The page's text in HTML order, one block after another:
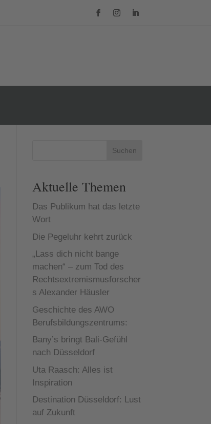
Suchen
Aktuelle Themen
Das Publikum hat das letzte
Wort
Die Pegeluhr kehrt zurück
„Lass dich nicht bange
machen“ – zum Tod des
Rechtsextremismusforscher
s Alexander Häusler
Geschichte des AWO
Berufsbildungszentrums:
Bany’s bringt Bali-Gefühl
nach Düsseldorf
Uta Raasch: Alles ist
Inspiration
Destination Düsseldorf: Lust
auf Zukunft